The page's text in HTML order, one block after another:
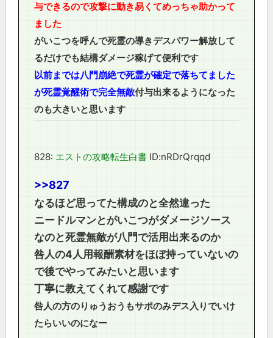
与できるので攻撃に動き易くてめっちゃ助かって
ました
がいこつを呼んで死霊の導きデスパワー解放して
るだけでも結構ダメージ稼げて便利です
以前までは八門崩絶で死霊が確定で落ちてました
が死霊覚醒術で完全無敵付与出来るようになった
のも大きいと思います
828: エストの攻略転生白書 ID:nRDrQrqqd
>>827
なるほど思ってた構成のと全然違った
ニードルマンとがいこつがダメージソース
なのと死霊無敵が八門で活用出来るのか
咎人の4人用報酬素材をほぼ持っていないの
で後でやってみたいと思います
丁寧に教えてくれて感謝です
咎人の方のりゅうおうもサポのみデス入りでいけ
たらいいのになー